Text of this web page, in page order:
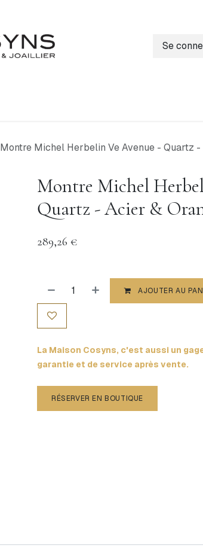
Se
Montre Michel Herbelin Ve Avenue - Quartz -
Montre Michel
Quartz - Acier &
289,26 €
AJOUTER AU
La Maison Cosyns, c'est aussi un
garantie et de service après vente.
RÉSERVER EN BOUTIQUE